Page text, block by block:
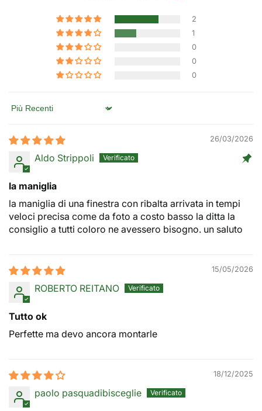
2
1
0
0
0
Sort by
26/03/2026
Aldo Strippoli
la maniglia
la maniglia di una finestra con ribalta arrivata in tempi
veloci precisa come da foto a costo basso la ditta la
consiglio a tutti coloro ne avessero bisogno. un saluto
15/05/2026
ROBERTO REITANO
Tutto ok
Perfette ma devo ancora montarle
18/12/2025
paolo pasquadibisceglie